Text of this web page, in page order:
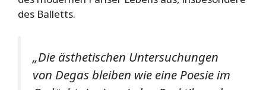
des Balletts.
„Die ästhetischen Untersuchungen
von Degas bleiben wie eine Poesie im